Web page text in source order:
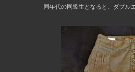
同年代の同級生となると、ダブルエック